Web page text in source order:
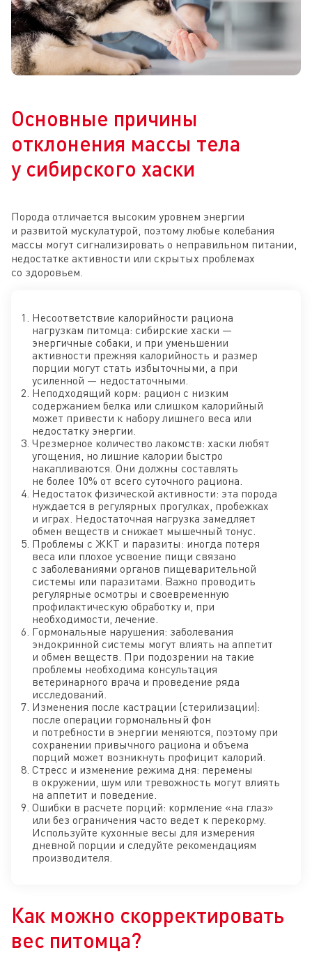
Основные причины
отклонения массы тела
у сибирского хаски
Порода отличается высоким уровнем энергии
и развитой мускулатурой, поэтому любые колебания
массы могут сигнализировать о неправильном питании,
недостатке активности или скрытых проблемах
со здоровьем.
Несоответствие калорийности рациона
нагрузкам питомца: сибирские хаски —
энергичные собаки, и при уменьшении
активности прежняя калорийность и размер
порции могут стать избыточными, а при
усиленной — недостаточными.
Неподходящий корм: рацион с низким
содержанием белка или слишком калорийный
может привести к набору лишнего веса или
недостатку энергии.
Чрезмерное количество лакомств: хаски любят
угощения, но лишние калории быстро
накапливаются. Они должны составлять
не более 10% от всего суточного рациона.
Недостаток физической активности: эта порода
нуждается в регулярных прогулках, пробежках
и играх. Недостаточная нагрузка замедляет
обмен веществ и снижает мышечный тонус.
Проблемы с ЖКТ и паразиты: иногда потеря
веса или плохое усвоение пищи связано
с заболеваниями органов пищеварительной
системы или паразитами. Важно проводить
регулярные осмотры и своевременную
профилактическую обработку и, при
необходимости, лечение.
Гормональные нарушения: заболевания
эндокринной системы могут влиять на аппетит
и обмен веществ. При подозрении на такие
проблемы необходима консультация
ветеринарного врача и проведение ряда
исследований.
Изменения после кастрации (стерилизации):
после операции гормональный фон
и потребности в энергии меняются, поэтому при
сохранении привычного рациона и объема
порций может возникнуть профицит калорий.
Стресс и изменение режима дня: перемены
в окружении, шум или тревожность могут влиять
на аппетит и поведение.
Ошибки в расчете порций: кормление «на глаз»
или без ограничения часто ведет к перекорму.
Используйте кухонные весы для измерения
дневной порции и следуйте рекомендациям
производителя.
Как можно скорректировать
вес питомца?